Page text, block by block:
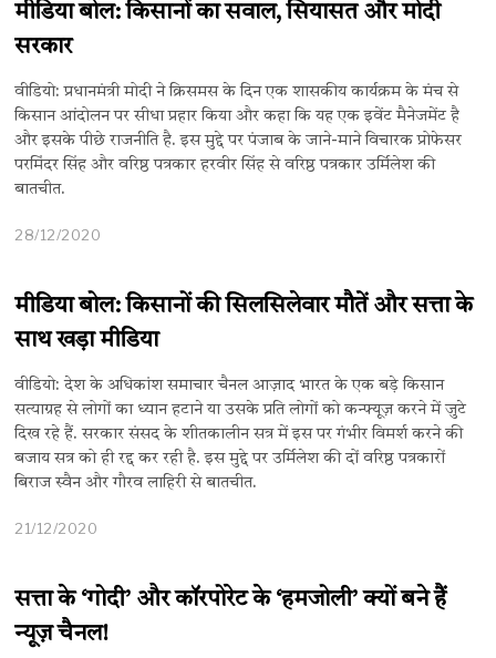
मीडिया बोल: किसानों का सवाल, सियासत और मोदी
सरकार
वीडियो: प्रधानमंत्री मोदी ने क्रिसमस के दिन एक शासकीय कार्यक्रम के मंच से
किसान आंदोलन पर सीधा प्रहार किया और कहा कि यह एक इवेंट मैनेजमेंट है
और इसके पीछे राजनीति है. इस मुद्दे पर पंजाब के जाने-माने विचारक प्रोफेसर
परमिंदर सिंह और वरिष्ठ पत्रकार हरवीर सिंह से वरिष्ठ पत्रकार उर्मिलेश की
बातचीत.
28/12/2020
मीडिया बोल: किसानों की सिलसिलेवार मौतें और सत्ता के
साथ खड़ा मीडिया
वीडियो: देश के अधिकांश समाचार चैनल आज़ाद भारत के एक बड़े किसान
सत्याग्रह से लोगों का ध्यान हटाने या उसके प्रति लोगों को कन्फ्यूज़ करने में जुटे
दिख रहे हैं. सरकार संसद के शीतकालीन सत्र में इस पर गंभीर विमर्श करने की
बजाय सत्र को ही रद्द कर रही है. इस मुद्दे पर उर्मिलेश की दों वरिष्ठ पत्रकारों
बिराज स्वैन और गौरव लाहिरी से बातचीत.
21/12/2020
सत्ता के ‘गोदी’ और कॉरपोरेट के ‘हमजोली’ क्यों बने हैं
न्यूज़ चैनल!